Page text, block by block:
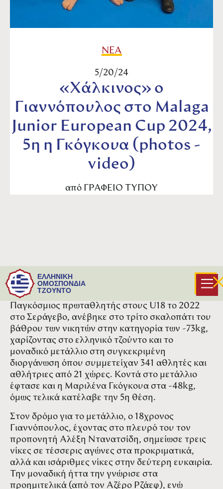
ΝΕΑ
5/20/24
«Χάλκινος» ο
Γιαννόπουλος στο Malaga
Junior European Cup 2024,
5η η Γκόγκουα (photos -
video)
από ΓΡΑΦΕΙΟ ΤΥΠΟΥ
ΕΛΛΗΝΙΚΗ
ΟΜΟΣΠΟΝΔΙΑ
ΤΖΟΥΝΤΟ
Το πρώτο του διεθνές μετάλλιο στους U21,
κατέκτησε ο Δημήτρης Γιαννόπουλος. Στο
Malaga Junior European Cup 2024, ο «χάλκινος»
Παγκόσμιος πρωταθλητής στους U18 το 2022
στο Σεράγεβο, ανέβηκε στο τρίτο σκαλοπάτι του
βάθρου των νικητών στην κατηγορία των -73kg,
χαρίζοντας στο ελληνικό τζούντο και το
μοναδικό μετάλλιο στη συγκεκριμένη
διοργάνωση όπου συμμετείχαν 341 αθλητές και
αθλήτριες από 21 χώρες. Κοντά στο μετάλλιο
έφτασε και η Μαριλένα Γκόγκουα στα -48kg,
όμως τελικά κατέλαβε την 5η θέση.
Στον δρόμο για το μετάλλιο, ο 18χρονος
Γιαννόπουλος, έχοντας στο πλευρό του τον
προπονητή Αλέξη Ντανατσίδη, σημείωσε τρεις
νίκες σε τέσσερις αγώνες στα προκριματικά,
αλλά και ισάριθμες νίκες στην δεύτερη ευκαιρία.
Την μοναδική ήττα την γνώρισε στα
προημιτελικά (από τον Αζέρο Ρζάεφ), ενώ